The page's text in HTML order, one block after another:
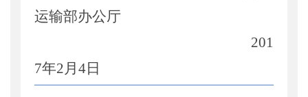
运输部办公厅
201
7年2月 4日